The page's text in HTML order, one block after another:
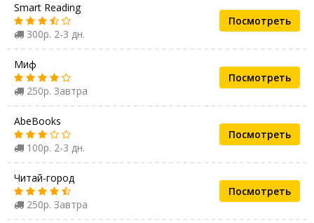
Smart Reading
300р. 2-3 дн.
Посмотреть
Миф
250р. Завтра
Посмотреть
AbeBooks
100р. 2-3 дн.
Посмотреть
Читай-город
250р. Завтра
Посмотреть